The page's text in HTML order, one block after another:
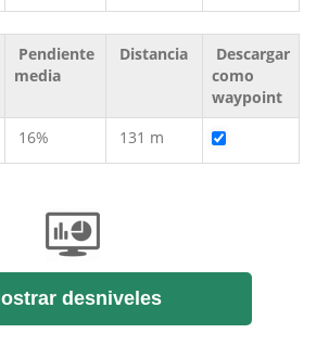
Pendiente
media
Distancia
Descargar
como
waypoint
16% 131 m
desniveles